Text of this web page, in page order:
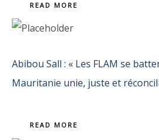
READ MORE
Abibou Sall : « Les FLAM se
Mauritanie unie, juste et
READ MORE